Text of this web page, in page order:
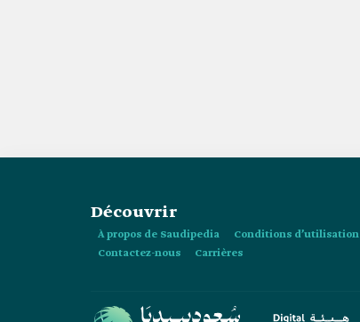
Découvrir
À propos de Saudipedia Conditions d’utilisation
Contactez-nous
Carrières